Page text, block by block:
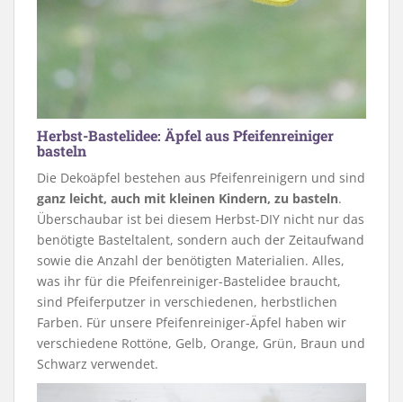
Herbst-Bastelidee: Äpfel aus Pfeifenreiniger
basteln
Die Dekoäpfel bestehen aus Pfeifenreinigern und sind
ganz leicht, auch mit kleinen Kindern, zu basteln.
Überschaubar ist bei diesem Herbst-DIY nicht nur das
benötigte Basteltalent, sondern auch der Zeitaufwand
sowie die Anzahl der benötigten Materialien. Alles,
was ihr für die Pfeifenreiniger-Bastelidee braucht,
sind Pfeiferputzer in verschiedenen, herbstlichen
Farben. Für unsere Pfeifenreiniger-Äpfel haben wir
verschiedene Rottöne, Gelb, Orange, Grün, Braun und
Schwarz verwendet.